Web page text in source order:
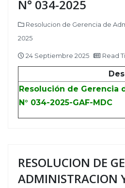
N° 034-2025
Resolucion de Gerencia de
2025
24 Septiembre 2025 Read
Resolución de Gerencia
N° 034-2025-GAF-MDC
RESOLUCION DE
ADMINISTRACION